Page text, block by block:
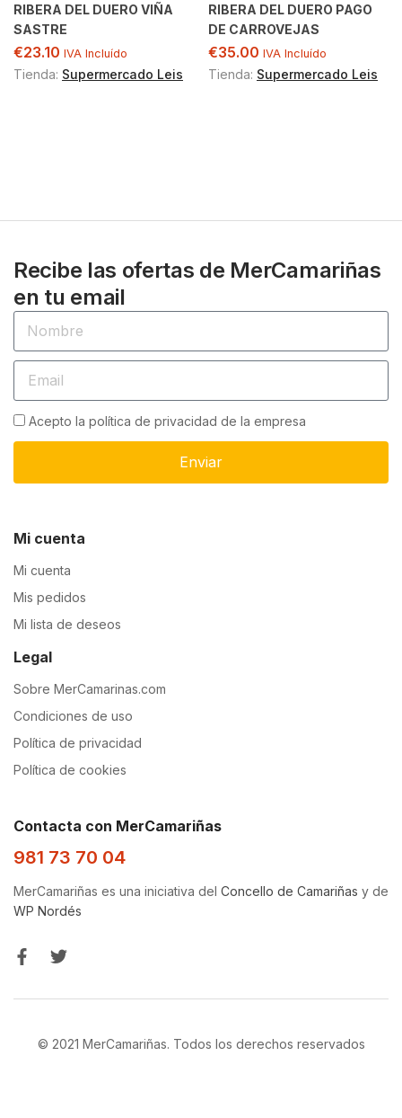
RIBERA DEL DUERO VIÑA
SASTRE
€23.10 IVA Incluído
Tienda: Supermercado Leis
RIBERA DEL DUERO PAGO
DE CARROVEJAS
€35.00 IVA Incluído
Tienda: Supermercado Leis
Recibe las ofertas de MerCamariñas
en tu email
Acepto la política de privacidad de la empresa
Enviar
Mi cuenta
Mi cuenta
Mis pedidos
Mi lista de deseos
Legal
Sobre MerCamarinas.com
Condiciones de uso
Política de privacidad
Política de cookies
Contacta con MerCamariñas
981 73 70 04
MerCamariñas es una iniciativa del Concello de Camariñas y de
WP Nordés
© 2021 MerCamariñas. Todos los derechos reservados